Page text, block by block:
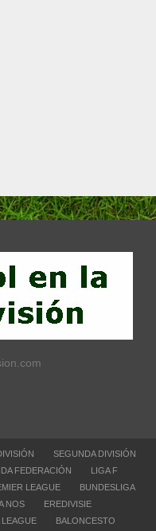
SEGUNDA DIVISIÓN
FEDERACIÓN
LIGA F
LEAGUE
BUNDESLIGA
NOS
EREDIVISIE
LEAGUE BALONCESTO